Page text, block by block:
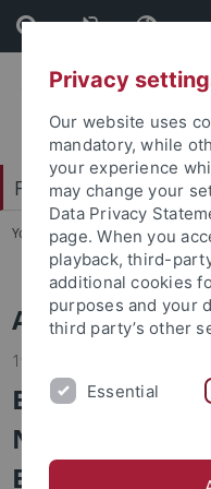
Skip
to
content
Skip
to
footer
Faculty of
You are here: Home ...
Alle
19.06.2023
Erfolge für
Bereich
Privacy
Our website uses
mandatory, while
your experience
may change your
Data Privacy
page. When you
playback, third-
additional cookies
purposes and your
third party’s other
Essential